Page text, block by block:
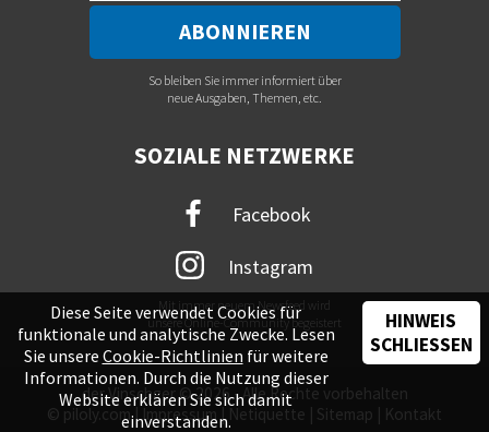
So bleiben Sie immer informiert über
neue Ausgaben, Themen, etc.
SOZIALE NETZWERKE
Facebook
Instagram
Mit immer neuem Newsfeed wird
unsere Online-Community begeistert
der Vinschger © 2026 - Alle Rechte vorbehalten
© piloly.com |Impressum | Netiquette | Sitemap | Kontakt
Diese Seite verwendet Cookies für
funktionale und analytische Zwecke. Lesen
Sie unsere Cookie-Richtlinien für weitere
Informationen. Durch die Nutzung dieser
Website erklären Sie sich damit
einverstanden.
HINWEIS
SCHLIESSEN